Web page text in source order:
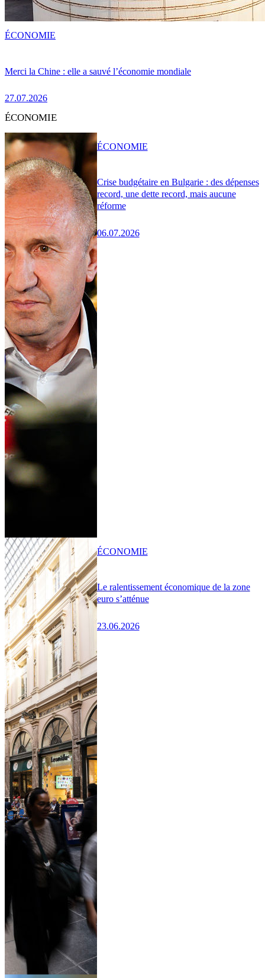
Merci la Chine : elle a sauvé l’économie mondiale
27.07.2026
ÉCONOMIE
ÉCONOMIE
Crise budgétaire en Bulgarie : des dépenses
record, une dette record, mais aucune
réforme
06.07.2026
ÉCONOMIE
Le ralentissement économique de la zone
euro s’atténue
23.06.2026
ÉCONOMIE